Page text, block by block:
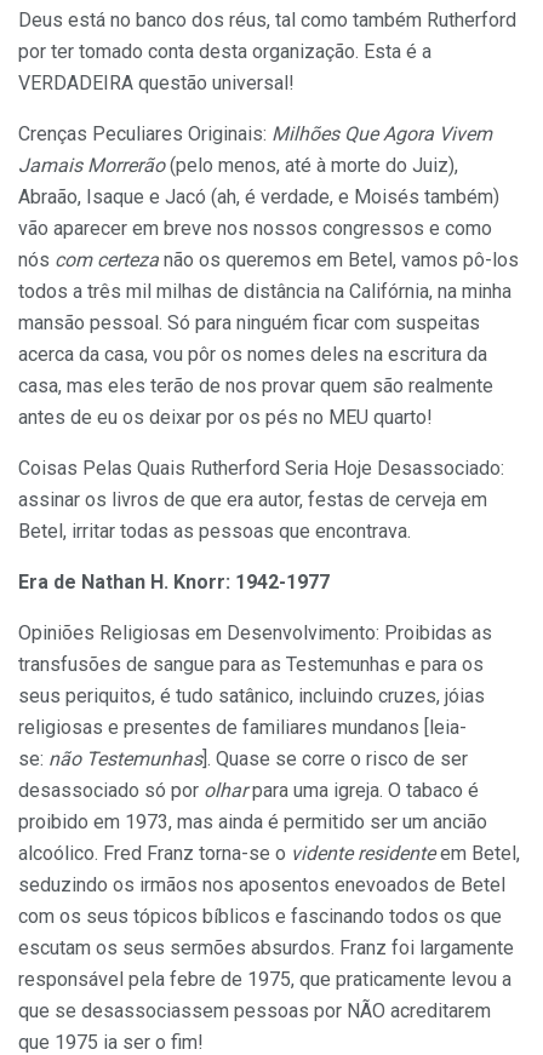
Deus está no banco dos réus, tal como também Rutherford
por ter tomado conta desta organização. Esta é a
VERDADEIRA questão universal!
Crenças Peculiares Originais: Milhões Que Agora Vivem
Jamais Morrerão(pelo menos, até à morte do Juiz),
Abraão, Isaque e Jacó (ah, é verdade, e Moisés também)
vão aparecer em breve nos nossos congressos e como
nós com certeza não os queremos em Betel, vamos pô-los
todos a três mil milhas de distância na Califórnia, na minha
mansão pessoal. Só para ninguém ficar com suspeitas
acerca da casa, vou pôr os nomes deles na escritura da
casa, mas eles terão de nos provar quem são realmente
antes de eu os deixar por os pés no MEU quarto!
Coisas Pelas Quais Rutherford Seria Hoje Desassociado:
assinar os livros de que era autor, festas de cerveja em
Betel, irritar todas as pessoas que encontrava.
Era de Nathan H. Knorr: 1942-1977
Opiniões Religiosas em Desenvolvimento: Proibidas as
transfusões de sangue para as Testemunhas e para os
seus periquitos, é tudo satânico, incluindo cruzes, jóias
religiosas e presentes de familiares mundanos [leia-
se: não Testemunhas]. Quase se corre o risco de ser
desassociado só por olharpara uma igreja. O tabaco é
proibido em 1973, mas ainda é permitido ser um ancião
alcoólico. Fred Franz torna-se o vidente residenteem Betel,
seduzindo os irmãos nos aposentos enevoados de Betel
com os seus tópicos bíblicos e fascinando todos os que
escutam os seus sermões absurdos. Franz foi largamente
responsável pela febre de 1975, que praticamente levou a
que se desassociassem pessoas por NÃO acreditarem
que 1975 ia ser o fim!